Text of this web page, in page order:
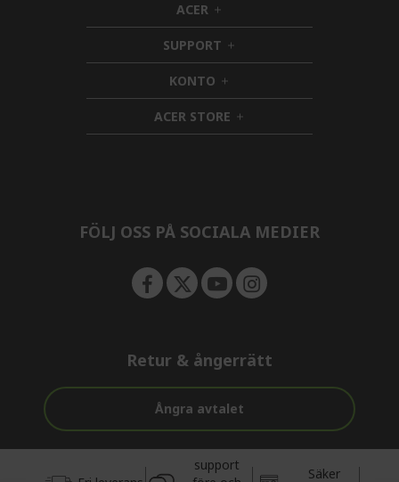
ACER h
i
d
d
e
n
SUPPORT h
i
d
d
e
n
KONTO h
i
d
d
ACER STORE h
i
FÖLJ OSS PÅ SOCIALA MEDIER
Retur & ångerrätt
Ångra avtalet
support
Säker